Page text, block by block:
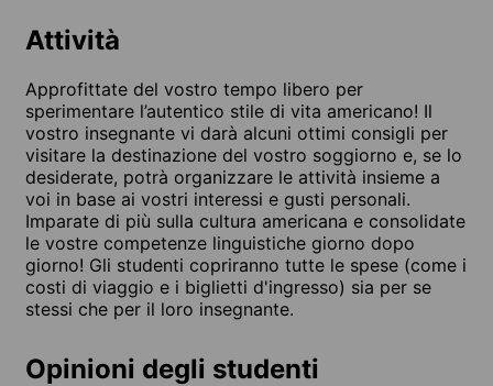
Attività
Approfittate del vostro tempo libero per
sperimentare l’autentico stile di vita americano! Il
vostro insegnante vi darà alcuni ottimi consigli per
visitare la destinazione del vostro soggiorno e, se lo
desiderate, potrà organizzare le attività insieme a
voi in base ai vostri interessi e gusti personali.
Imparate di più sulla cultura americana e consolidate
le vostre competenze linguistiche giorno dopo
giorno! Gli studenti copriranno tutte le spese (come i
costi di viaggio e i biglietti d'ingresso) sia per se
stessi che per il loro insegnante.
Opinioni degli studenti